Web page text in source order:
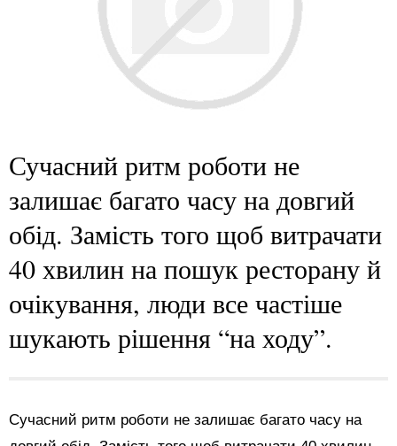
Сучасний ритм роботи не
залишає багато часу на довгий
обід. Замість того щоб витрачати
40 хвилин на пошук ресторану й
очікування, люди все частіше
шукають рішення “на ходу”.
Сучасний ритм роботи не залишає багато часу на